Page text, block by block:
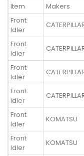
Item Makers
Front
Idler
Front
Idler
Front
Idler
Front
Idler
Front
Idler
KOMATSU
Front
Idler
KOMATSU